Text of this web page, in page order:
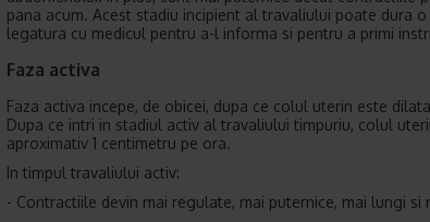
pana acum. Acest stadiu incipient al travaliului poate dura o
legatura cu medicul pentru a-l informa si pentru a primi
Faza activa
Faza activa incepe, de obicei, dupa ce colul uterin este
Dupa ce intri in stadiul activ al travaliului timpuriu, colul
aproximativ 1 centimetru pe ora.
In timpul travaliului activ:
- Contractiile devin mai regulate, mai puternice, mai lungi si